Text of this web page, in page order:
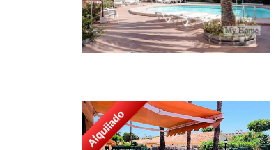
Alquilado